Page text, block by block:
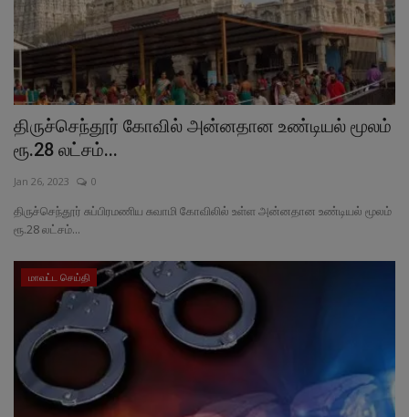
திருச்செந்தூர் கோவில் அன்னதான உண்டியல் மூலம்
ரூ.28 லட்சம்...
Jan 26, 2023 0
திருச்செந்தூர் சுப்பிரமணிய சுவாமி கோவிலில் உள்ள அன்னதான உண்டியல் மூலம்
ரூ.28 லட்சம்...
மாவட்ட செய்தி